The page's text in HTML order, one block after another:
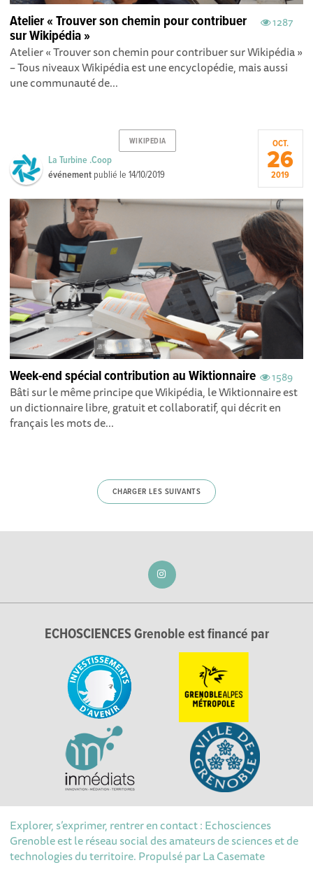
1287
Atelier « Trouver son chemin pour contribuer
sur Wikipédia »
Atelier « Trouver son chemin pour contribuer sur Wikipédia »
– Tous niveaux Wikipédia est une encyclopédie, mais aussi
une communauté de...
WIKIPEDIA
La Turbine .Coop
événement publié le14/10/2019
OCT.
26
2019
1589
Week-end spécial contribution au Wiktionnaire
Bâti sur le même principe que Wikipédia, le Wiktionnaire est
un dictionnaire libre, gratuit et collaboratif, qui décrit en
français les mots de...
CHARGER LES SUIVANTS
ECHOSCIENCES Grenoble est financé par
Explorer, s’exprimer, rentrer en contact : Echosciences
Grenoble est le réseau social des amateurs de sciences et de
technologies du territoire. Propulsé parLa Casemate